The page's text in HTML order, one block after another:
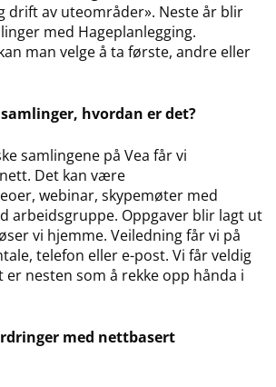
drift av uteområder». Neste år blir
med Hageplanlegging.
man velge å ta første, andre eller
hvordan er det?
samlingene på Vea får vi
Det kan være
webinar, skypemøter med
arbeidsgruppe. Oppgaver blir lagt ut
vi hjemme. Veiledning får vi på
telefon eller e-post. Vi får veldig
er nesten som å rekke opp hånda i
med nettbasert